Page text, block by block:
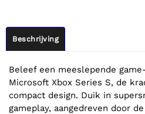
Beschrijving
Beleef een meeslepende
Microsoft Xbox Series S, de
compact design. Duik in
gameplay, aangedreven door